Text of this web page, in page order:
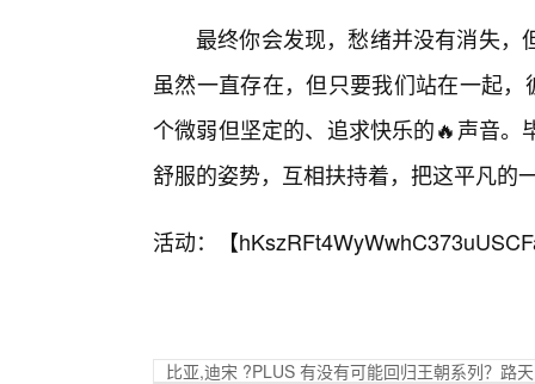
最终你会发现，愁绪并没有消失，
虽然一直存在，但只要我们站在一起
个微弱但坚定的、追求快乐的🔥声音
舒服的姿势，互相扶持着，把这平凡的
活动：【
比亚,迪宋 ?PLUS 有没有可能回归王朝系列？路